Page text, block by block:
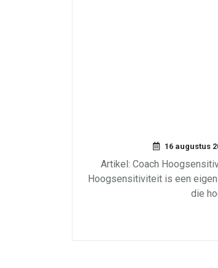
16 augustus
Artikel: Coach
Hoogsensitiviteit is een
die